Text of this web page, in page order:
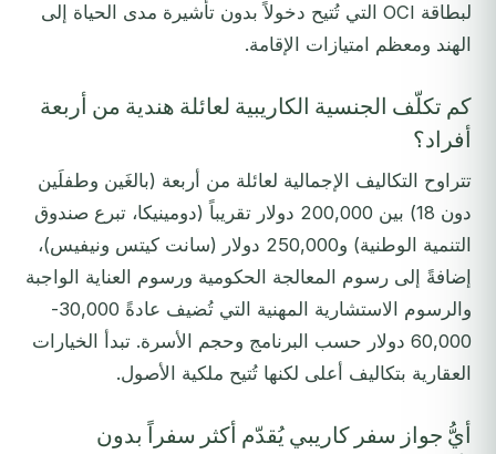
لبطاقة OCI التي تُتيح دخولاً بدون تأشيرة مدى الحياة إلى
الهند ومعظم امتيازات الإقامة.
كم تكلّف الجنسية الكاريبية لعائلة هندية من أربعة
أفراد؟
تتراوح التكاليف الإجمالية لعائلة من أربعة (بالغَين وطفلَين
دون 18) بين 200,000 دولار تقريباً (دومينيكا، تبرع صندوق
التنمية الوطنية) و250,000 دولار (سانت كيتس ونيفيس)،
إضافةً إلى رسوم المعالجة الحكومية ورسوم العناية الواجبة
والرسوم الاستشارية المهنية التي تُضيف عادةً 30,000-
60,000 دولار حسب البرنامج وحجم الأسرة. تبدأ الخيارات
العقارية بتكاليف أعلى لكنها تُتيح ملكية الأصول.
أيُّ جواز سفر كاريبي يُقدّم أكثر سفراً بدون